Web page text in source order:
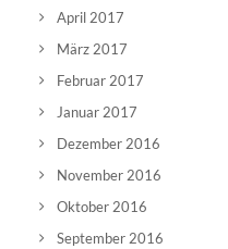
April 2017
März 2017
Februar 2017
Januar 2017
Dezember 2016
November 2016
Oktober 2016
September 2016